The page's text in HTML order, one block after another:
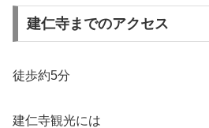
建仁寺までのアクセス
徒歩約5分
建仁寺観光には